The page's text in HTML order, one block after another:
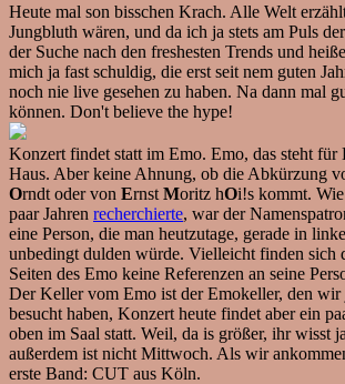
Heute mal son bisschen Krach. Alle Welt
Jungbluth wären, und da ich ja stets am Puls
der Suche nach den freshesten Trends und
mich ja fast schuldig, die erst seit nem guten
noch nie live gesehen zu haben. Na dann mal
können. Don't believe the hype!
Konzert findet statt im Emo. Emo, das steht
Haus. Aber keine Ahnung, ob die Abkürzung
Orndt oder von Ernst Moritz hOi!s kommt.
paar Jahren recherchierte, war der
eine Person, die man heutzutage, gerade in
unbedingt dulden würde. Vielleicht finden sich
Seiten des Emo keine Referenzen an seine
Der Keller vom Emo ist der Emokeller, den wir
besucht haben, Konzert heute findet aber ein
oben im Saal statt. Weil, da is größer, ihr wisst
außerdem ist nicht Mittwoch. Als wir
erste Band: CUT aus Köln.